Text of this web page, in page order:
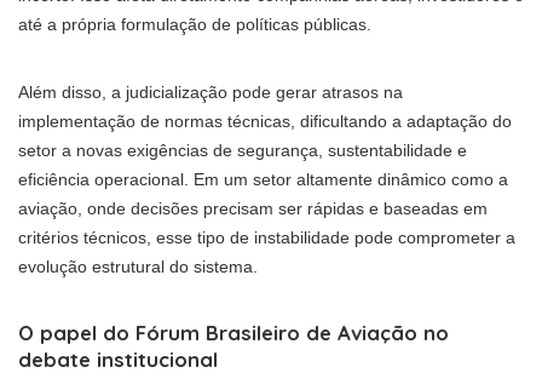
até a própria formulação de políticas públicas.
Além disso, a judicialização pode gerar atrasos na
implementação de normas técnicas, dificultando a adaptação do
setor a novas exigências de segurança, sustentabilidade e
eficiência operacional. Em um setor altamente dinâmico como a
aviação, onde decisões precisam ser rápidas e baseadas em
critérios técnicos, esse tipo de instabilidade pode comprometer a
evolução estrutural do sistema.
O papel do Fórum Brasileiro de Aviação no
debate institucional